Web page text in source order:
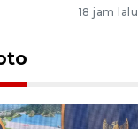
18 jam lalu